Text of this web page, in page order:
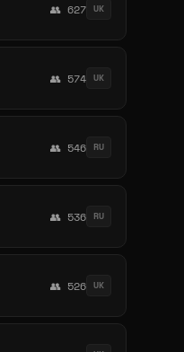
👥 627 UK
👥 574 UK
👥 546 RU
👥 536 RU
👥 526 UK